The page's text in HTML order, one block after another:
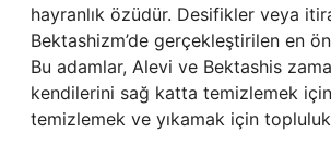
hayranlık özüdür. Desifikler veya
Bektashizm’de gerçekleştirilen en
Bu adamlar, Alevi ve Bektashis
kendilerini sağ katta temizlemek
temizlemek ve yıkamak için